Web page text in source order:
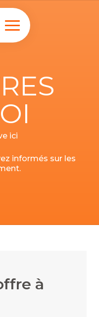
ici
informés sur les
à